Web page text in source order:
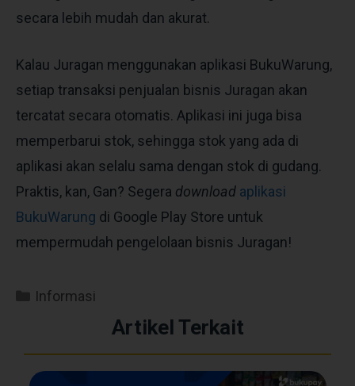
secara lebih mudah dan akurat.
Kalau Juragan menggunakan aplikasi BukuWarung,
setiap transaksi penjualan bisnis Juragan akan
tercatat secara otomatis. Aplikasi ini juga bisa
memperbarui stok, sehingga stok yang ada di
aplikasi akan selalu sama dengan stok di gudang.
Praktis, kan, Gan? Segera download aplikasi
BukuWarung di Google Play Store untuk
mempermudah pengelolaan bisnis Juragan!
Informasi
Artikel Terkait